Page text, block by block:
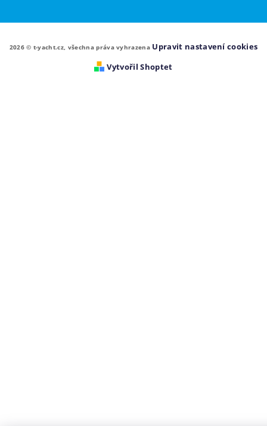
2026 © t-yacht.cz, všechna práva vyhrazena Upravit nastavení cookies
Vytvořil Shoptet